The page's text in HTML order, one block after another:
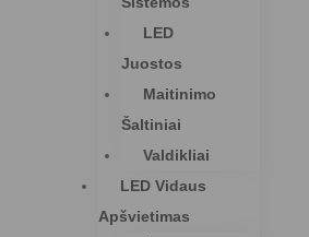
LED
Juostos
Maitinimo
Šaltiniai
Valdikliai
LED Vidaus
Apšvietimas